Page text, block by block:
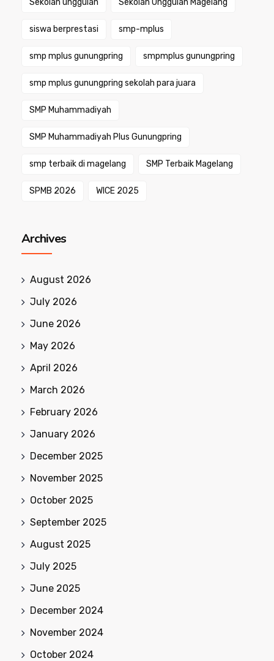
Sekolah unggulan Sekolah Unggulan Magelang
siswa berprestasi smp-mplus
smp mplus gunungpring smpmplus gunungpring
smp mplus gunungpring sekolah para juara
SMP Muhammadiyah
SMP Muhammadiyah Plus Gunungpring
smp terbaik di magelang SMP Terbaik Magelang
SPMB 2026 WICE 2025
Archives
August 2026
July 2026
June 2026
May 2026
April 2026
March 2026
February 2026
January 2026
December 2025
November 2025
October 2025
September 2025
August 2025
July 2025
June 2025
December 2024
November 2024
October 2024